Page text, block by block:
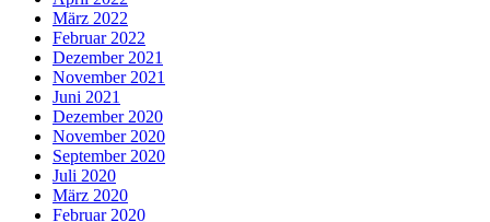
März 2022
Februar 2022
Dezember 2021
November 2021
Juni 2021
Dezember 2020
November 2020
September 2020
Juli 2020
März 2020
Februar 2020